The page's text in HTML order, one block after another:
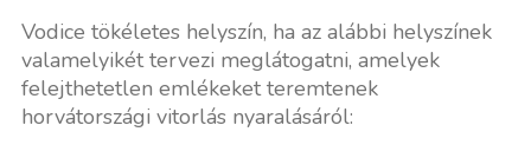
Vodice tökéletes helyszín, ha az alábbi helyszínek
valamelyikét tervezi meglátogatni, amelyek
felejthetetlen emlékeket teremtenek
horvátországi vitorlás nyaralásáról: